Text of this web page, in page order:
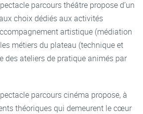
parcours théâtre propose d’un
choix dédiés aux activités
artistique (médiation
métiers du plateau (technique et
des ateliers de pratique animés par
parcours cinéma propose, à
théoriques qui demeurent le cœur